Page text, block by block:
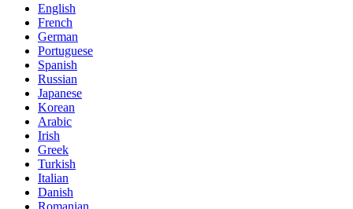
English
French
German
Portuguese
Spanish
Russian
Japanese
Korean
Arabic
Irish
Greek
Turkish
Italian
Danish
Romanian